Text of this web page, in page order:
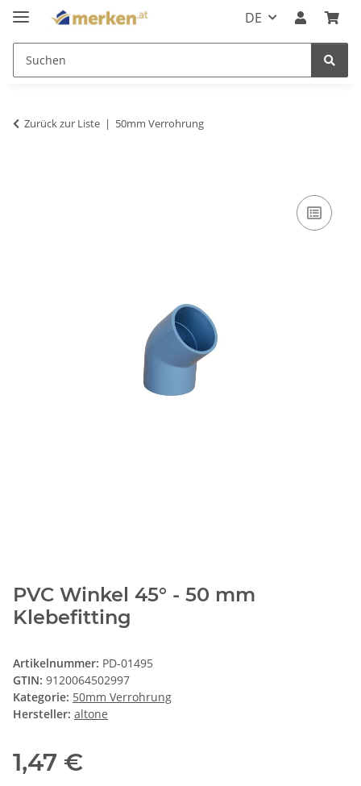
DE
Zurück zur Liste 50mm Verrohrung
PVC Winkel 45° - 50 mm
Klebefitting
Artikelnummer: PD-01495
GTIN: 9120064502997
Kategorie: 50mm Verrohrung
Hersteller: altone
1,47 €